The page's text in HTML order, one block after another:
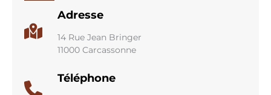
Adresse
14 Rue Jean Bringer
11000 Carcassonne
Téléphone